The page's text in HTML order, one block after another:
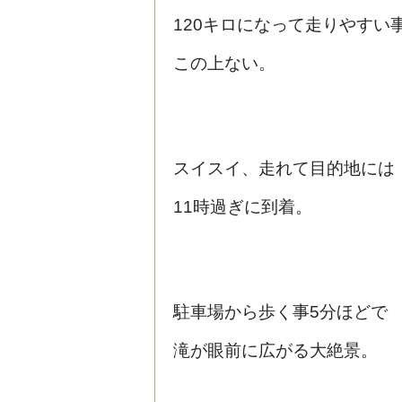
120キロになって走りやすい
この上ない。
スイスイ、走れて目的地には
11時過ぎに到着。
駐車場から歩く事5分ほどで
滝が眼前に広がる大絶景。